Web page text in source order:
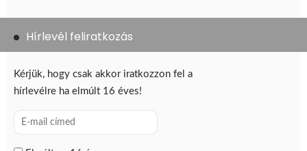
Hírlevél feliratkozás